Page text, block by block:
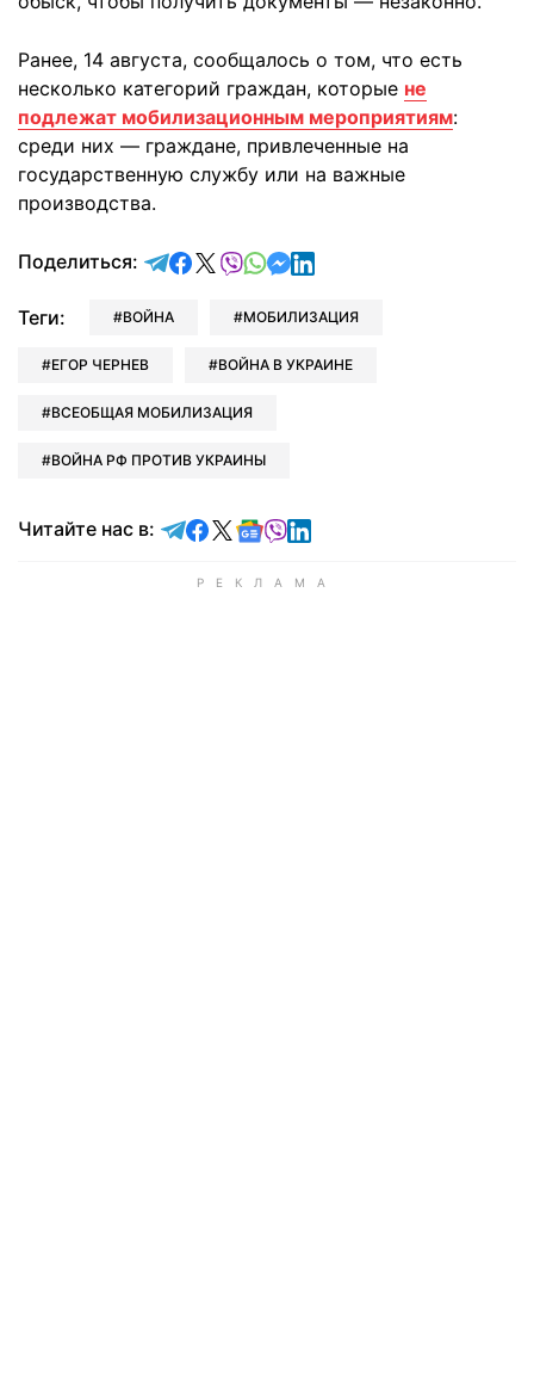
Ранее, 14 августа, сообщалось о том, что есть
несколько категорий граждан, которые не
подлежат мобилизационным мероприятиям:
среди них — граждане, привлеченные на
государственную службу или на важные
производства.
Поделиться: отправить в Telegram
поделиться в Facebook
поделиться в X
отправить в Viber
отправить в Whatsapp
отправить в Messenger
отправить в LinkedIn
Теги: ВОЙНА МОБИЛИЗАЦИЯ
ЕГОР ЧЕРНЕВ ВОЙНА В УКРАИНЕ
ВСЕОБЩАЯ МОБИЛИЗАЦИЯ
ВОЙНА РФ ПРОТИВ УКРАИНЫ
Читайте нас в: Читайте в Telegram
Читайте в Facebook
Читайте в X
Читайте в Google news
Читайте в Viber
Читайте в LinkedIn